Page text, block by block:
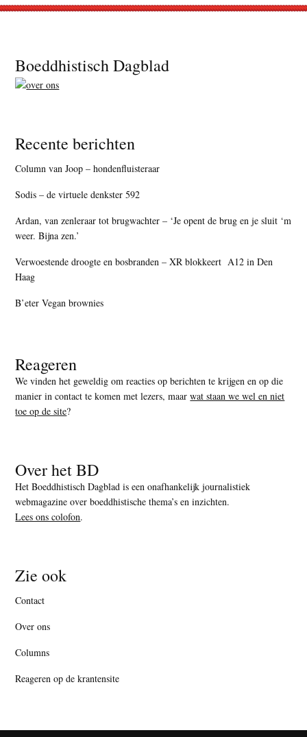
Footer
Boeddhistisch Dagblad
Recente berichten
Column van Joop – hondenfluisteraar
Sodis – de virtuele denkster 592
Ardan, van zenleraar tot brugwachter – ‘Je opent de brug en je sluit ‘m
weer. Bijna zen.’
Verwoestende droogte en bosbranden – XR blokkeert A12 in Den
Haag
B’eter Vegan brownies
Reageren
We vinden het geweldig om reacties op berichten te krijgen en op die
manier in contact te komen met lezers, maarwat staan we wel en niet
toe op de site?
Over het BD
Het Boeddhistisch Dagblad is een onafhankelijk journalistiek
webmagazine over boeddhistische thema’s en inzichten.
Lees ons colofon.
Zie ook
Contact
Over ons
Columns
Reageren op de krantensite